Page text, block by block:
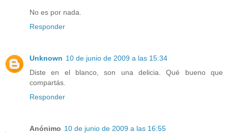
No es por nada.
Responder
Unknown 10 de junio de 2009 a las 15:34
Diste en el blanco, son una delicia. Qué bueno que
compartás.
Responder
Anónimo 10 de junio de 2009 a las 16:55